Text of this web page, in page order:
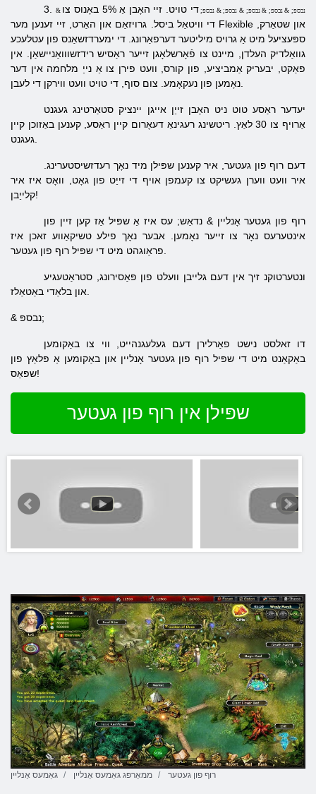
3. & נבספּ; & נבספּ; & נבספּ; & נבספּ; & נבספּ;
די טויט. זיי האָבן אַ 5% באָנוס צו
די וויטאַל ביסל. גרויזאַם און האַרט, זיי זענען מער Flexible און שטאַרק,
ספּעציעל מיט אַ גרויס מיליטער דערפאַרונג. די ימערדזשאַנס פון עטלעכע
גוואַלדיק העלדן, מיינט צו פֿאָרשלאָגן זייער ראַסיש רידזשווואַניישאַן. אין
פאַקט, יבעריק אַמביציע, פון קורס, וועט פירן צו אַ נייַ מלחמה אין דער
יעדער ראַסע טוט ניט האָבן זייַן אייגן יינציק סטאַרטינג געגנט
אַרויף צו 30 לאַץ. ריטשינג רעגינאַ דעאָרום קיין ראַסע, קענען באַזוכן קיין
דעם רוף פון געטער, איר קענען שפּילן מיד נאָך רעדזשיסטערינג.
איר וועט ווערן געשיקט צו קעמפן אויף די זייַט פון גאָט, וואָס איז איר
קלייַבן!
רוף פון געטער אָנליין & נדאַש; עס איז אַ שפּיל אַז קען זיין פון
אינטערעס נאָר צו זייער נאָמען. אבער נאָך פילע טשיקאַווע זאכן איז
ונטערטוקנ זיך אין דעם גלייבן וועלט פון פּאַסירונג, סטראַטעגיע
& נבספּ;
דו זאלסט נישט פאַרלירן דעם געלעגנהייט, ווי צו באַקומען
באַקאַנט מיט די שפּיל רוף פון געטער אָנליין און באַקומען אַ פּלאַץ פון
שפּאַס!
שפּילן אין רוף פון געטער
גאַמעס אָנליין ממאָרפּג גאַמעס אָנליין רוף פון געטער